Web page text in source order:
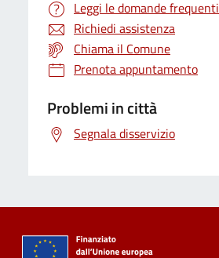
Leggi le domande frequenti
Richiedi assistenza
Chiama il Comune
Prenota appuntamento
Problemi in città
Segnala disservizio